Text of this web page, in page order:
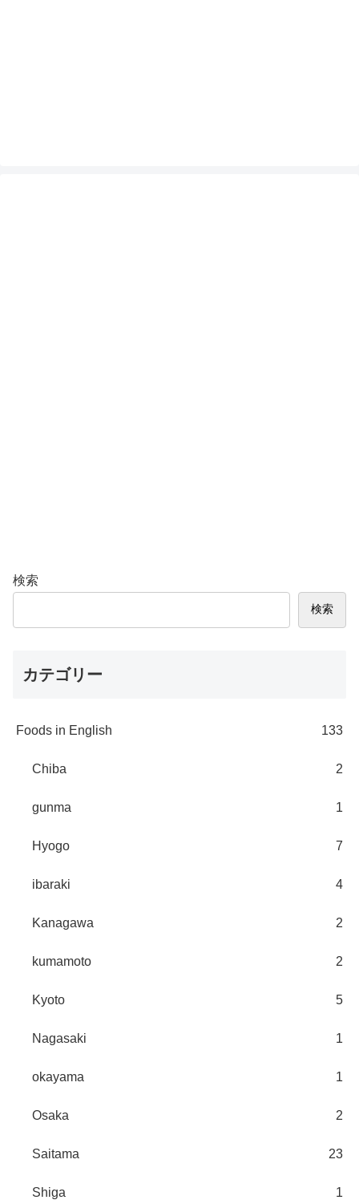
検索
検索
カテゴリー
Foods in English 133
Chiba 2
gunma 1
Hyogo 7
ibaraki 4
Kanagawa 2
kumamoto 2
Kyoto 5
Nagasaki 1
okayama 1
Osaka 2
Saitama 23
Shiga 1